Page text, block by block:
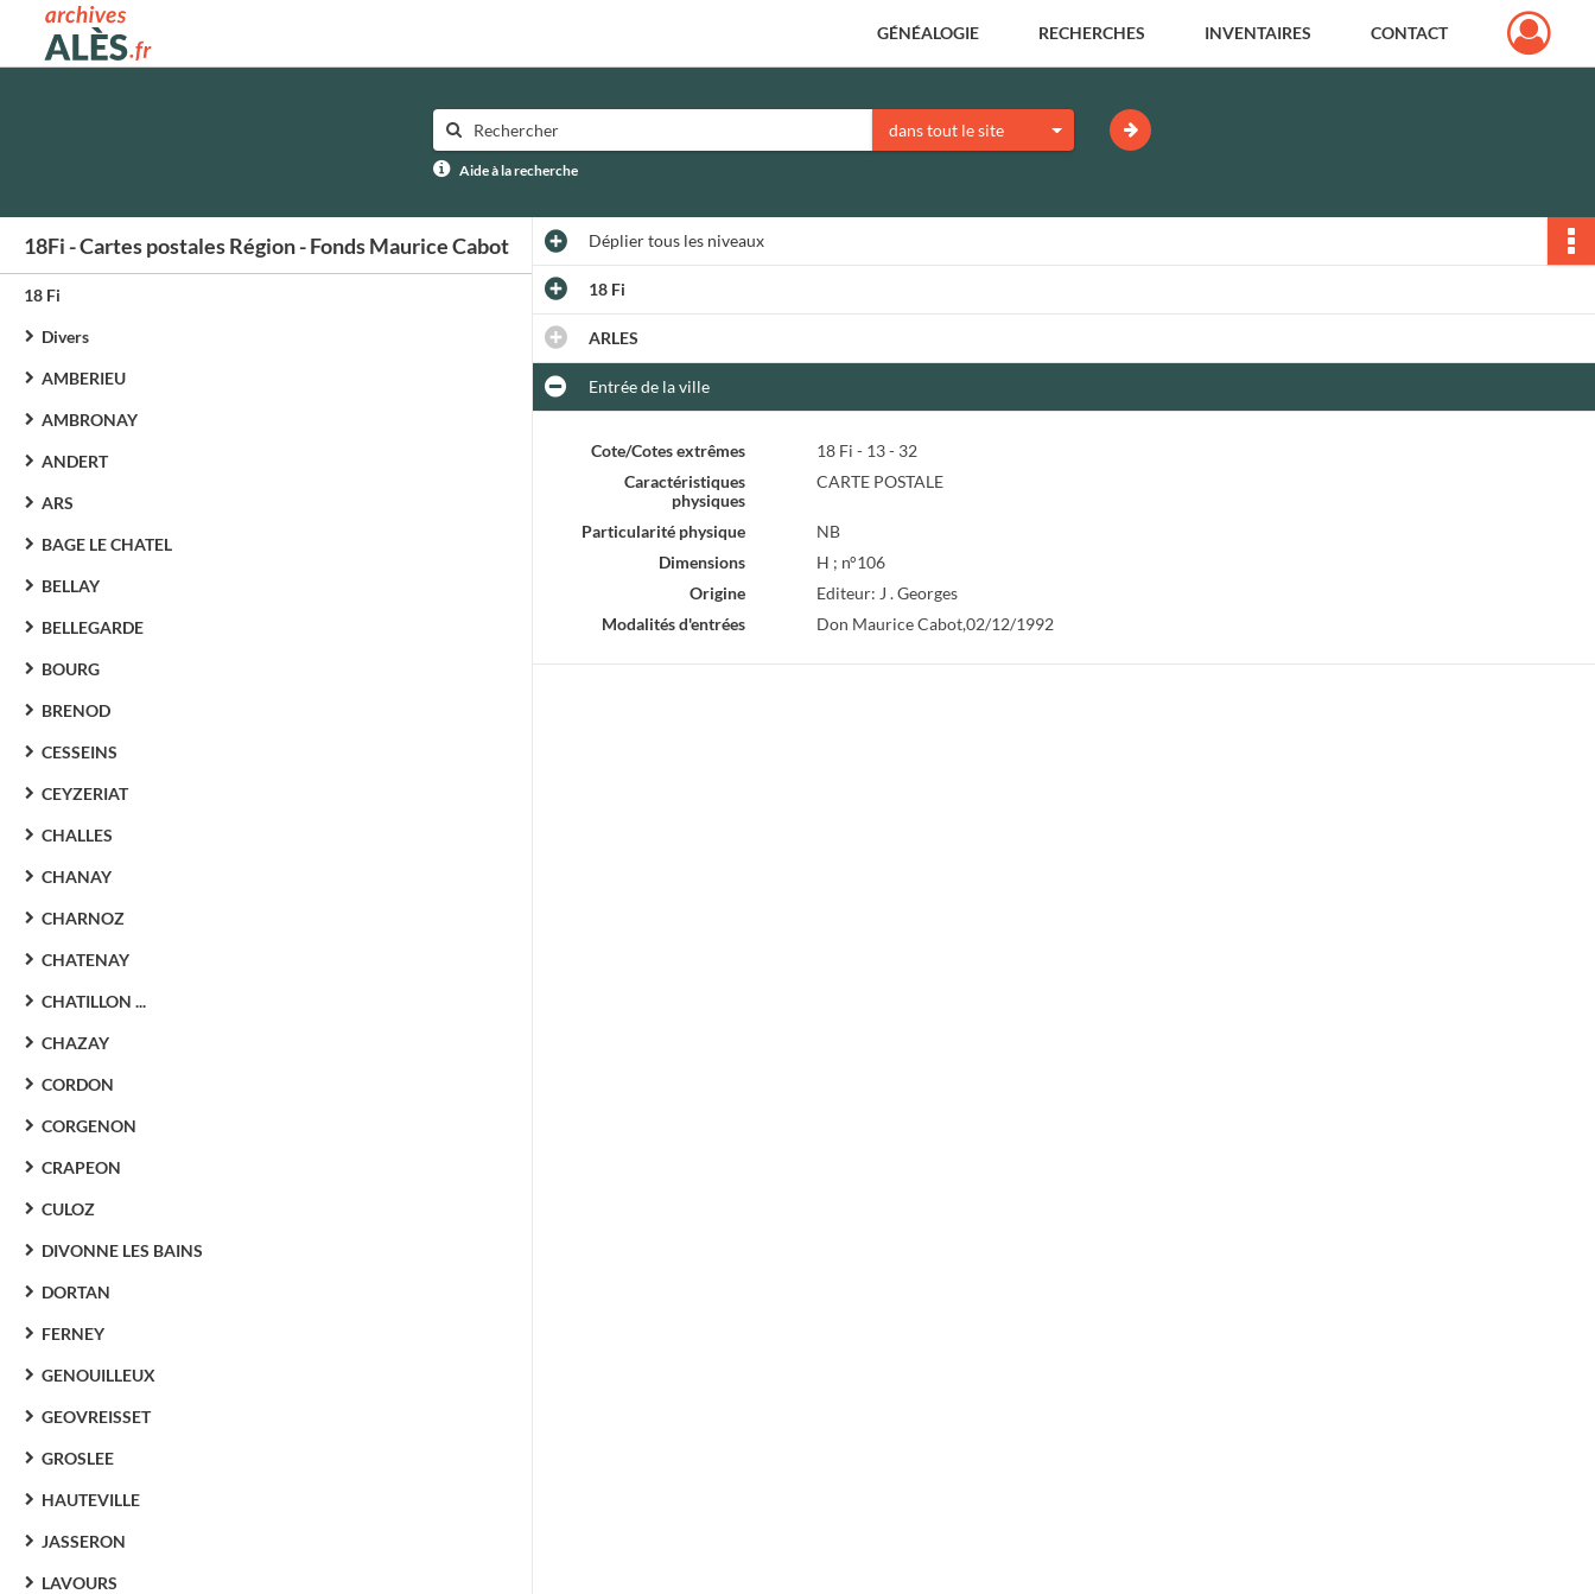
Archives municipales d'Alès GÉNÉALOGIE RECHERCHES INVENTAIRES CONTACT
dans tout le site
Aide à la recherche
18Fi - Cartes postales Région - Fonds Maurice Cabot
18 Fi
Divers
AMBERIEU
AMBRONAY
ANDERT
ARS
BAGE LE CHATEL
BELLAY
BELLEGARDE
BOURG
BRENOD
CESSEINS
CEYZERIAT
CHALLES
CHANAY
CHARNOZ
CHATENAY
CHATILLON ...
CHAZAY
CORDON
CORGENON
CRAPEON
CULOZ
DIVONNE LES BAINS
DORTAN
FERNEY
GENOUILLEUX
GEOVREISSET
GROSLEE
HAUTEVILLE
JASSERON
LAVOURS
Dépliertous les niveaux
18 Fi
ARLES
Entrée de la ville
Cote/Cotes extrêmes
18 Fi - 13 - 32
Caractéristiques
physiques
CARTE POSTALE
Particularité physique
NB
Dimensions
H ; n°106
Origine
Editeur: J . Georges
Modalités d'entrées
Don Maurice Cabot,02/12/1992